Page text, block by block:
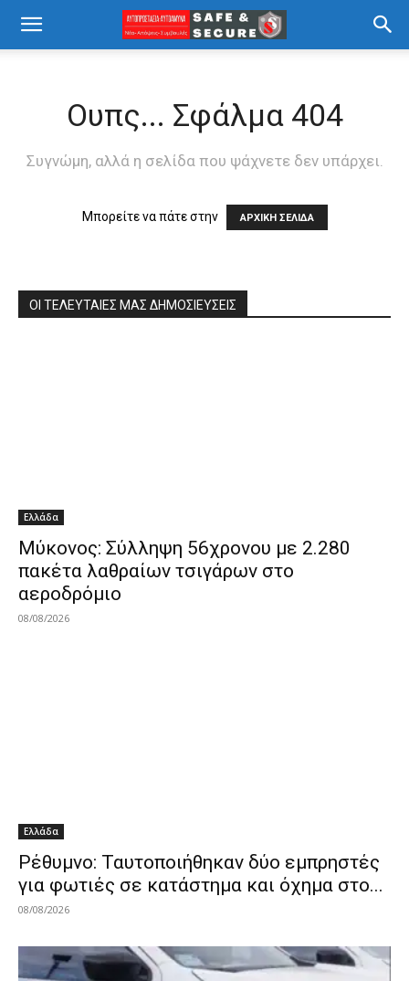
Ουπς... Σφάλμα 404
Συγνώμη, αλλά η σελίδα που ψάχνετε δεν υπάρχει.
Μπορείτε να πάτε στην ΑΡΧΙΚΗ ΣΕΛΙΔΑ
ΟΙ ΤΕΛΕΥΤΑΙΕΣ ΜΑΣ ΔΗΜΟΣΙΕΥΣΕΙΣ
Ελλάδα
Μύκονος: Σύλληψη 56χρονου με 2.280
πακέτα λαθραίων τσιγάρων στο
αεροδρόμιο
08/08/2026
Ελλάδα
Ρέθυμνο: Ταυτοποιήθηκαν δύο εμπρηστές
για φωτιές σε κατάστημα και όχημα στο...
08/08/2026